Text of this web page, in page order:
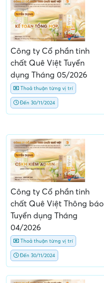
Công ty Cổ phần tinh
chất Quê Việt Tuyển
dụng Tháng 05/2026
Thoả thuận từng vị trí
Đến 30/11/2024
Công ty Cổ phần tinh
chất Quê Việt Thông báo
Tuyển dụng Tháng
04/2026
Thoả thuận từng vị trí
Đến 30/11/2024